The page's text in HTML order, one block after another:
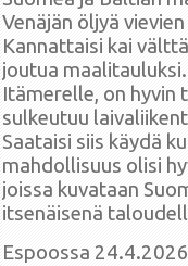
Venäjän öljyä
Kannattaisi kai
joutua
Itämerelle, on hyvin
sulkeutuu
Saataisi siis käydä
mahdollisuus olisi
joissa kuvataan
itsenäisenä
Espoossa 24.4.2026